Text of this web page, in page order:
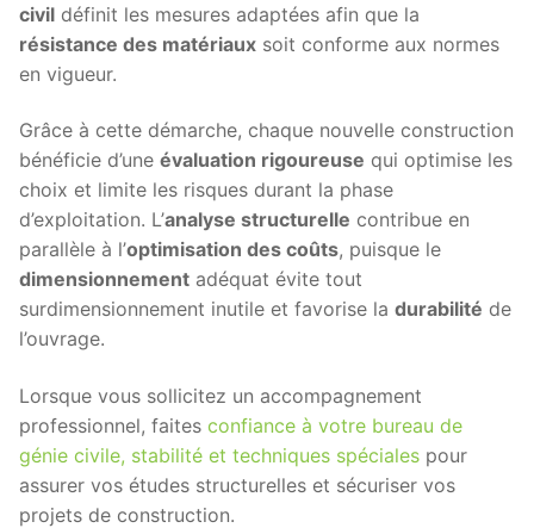
civil définit les mesures adaptées afin que la
résistance des matériaux soit conforme aux normes
en vigueur.
Grâce à cette démarche, chaque nouvelle construction
bénéficie d’une évaluation rigoureuse qui optimise les
choix et limite les risques durant la phase
d’exploitation. L’analyse structurelle contribue en
parallèle à l’optimisation des coûts, puisque le
dimensionnement adéquat évite tout
surdimensionnement inutile et favorise la durabilité de
l’ouvrage.
Lorsque vous sollicitez un accompagnement
professionnel, faites confiance à votre bureau de
génie civile, stabilité et techniques spéciales pour
assurer vos études structurelles et sécuriser vos
projets de construction.